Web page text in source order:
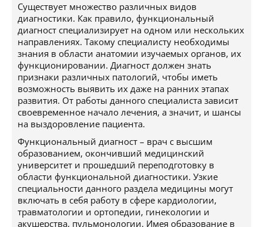
Существует множество различных видов
диагностики. Как правило, функциональный
диагност специализирует на одном или нескольких
направлениях. Такому специалисту необходимы
знания в области анатомии изучаемых органов, их
функционировании. Диагност должен знать
признаки различных патологий, чтобы иметь
возможность выявить их даже на ранних этапах
развития. От работы данного специалиста зависит
своевременное начало лечения, а значит, и шансы
на выздоровление пациента.
Функциональный диагност – врач с высшим
образованием, окончивший медицинский
университет и прошедший переподготовку в
области функциональной диагностики. Узкие
специальности данного раздела медицины могут
включать в себя работу в сфере кардиологии,
травматологии и ортопедии, гинекологии и
акушерства, пульмонологии. Имея образование в